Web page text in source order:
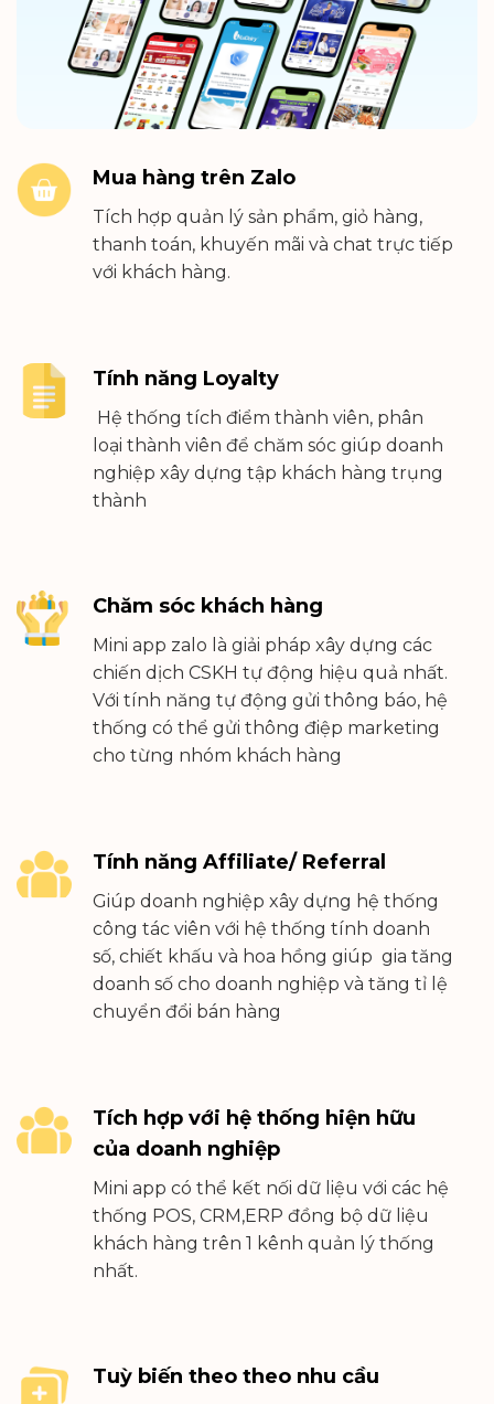
Mua hàng trên Zalo
Tích hợp quản lý sản phẩm, giỏ hàng,
thanh toán, khuyến mãi và chat trực tiếp
với khách hàng.
Tính năng Loyalty
Hệ thống tích điểm thành viên, phân
loại thành viên để chăm sóc giúp doanh
nghiệp xây dựng tập khách hàng trụng
thành
Chăm sóc khách hàng
Mini app zalo là giải pháp xây dựng các
chiến dịch CSKH tự động hiệu quả nhất.
Với tính năng tự động gửi thông báo, hệ
thống có thể gửi thông điệp marketing
cho từng nhóm khách hàng
Tính năng Affiliate/ Referral
Giúp doanh nghiệp xây dựng hệ thống
công tác viên với hệ thống tính doanh
số, chiết khấu và hoa hồng giúp gia tăng
doanh số cho doanh nghiệp và tăng tỉ lệ
chuyển đổi bán hàng
Tích hợp với hệ thống hiện hữu
của doanh nghiệp
Mini app có thể kết nối dữ liệu với các hệ
thống POS, CRM,ERP đồng bộ dữ liệu
khách hàng trên 1 kênh quản lý thống
nhất.
Tuỳ biến theo theo nhu cầu